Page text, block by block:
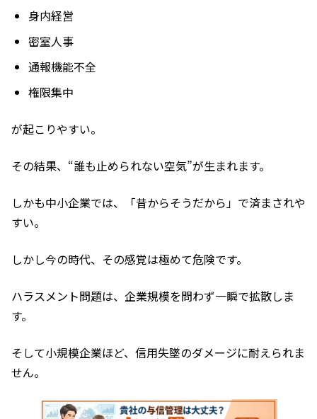
身内経営
密室人事
通報機能不全
権限集中
が起こりやすい。
その結果、“誰も止められない空気”が生まれます。
しかも中小企業では、「昔からそうだから」で済まされや
すい。
しかし今の時代、その感覚は極めて危険です。
ハラスメント問題は、企業規模を問わず一瞬で拡散しま
す。
そして小規模企業ほど、信用失墜のダメージに耐えられま
せん。